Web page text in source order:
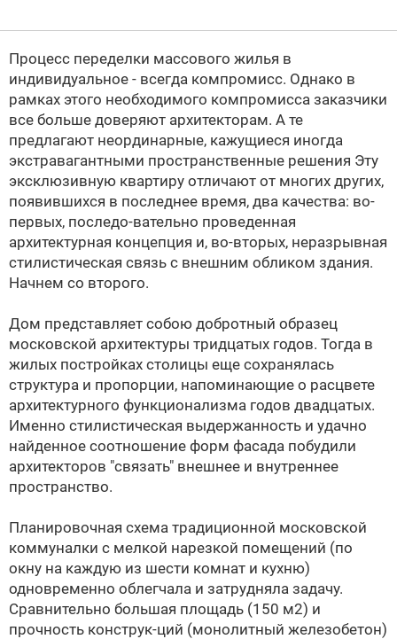
Процесс переделки массового жилья в
индивидуальное - всегда компромисс. Однако в
рамках этого необходимого компромисса заказчики
все больше доверяют архитекторам. А те
предлагают неординарные, кажущиеся иногда
экстравагантными пространственные решения Эту
эксклюзивную квартиру отличают от многих других,
появившихся в последнее время, два качества: во-
первых, последо-вательно проведенная
архитектурная концепция и, во-вторых, неразрывная
стилистическая связь с внешним обликом здания.
Начнем со второго.
Дом представляет собою добротный образец
московской архитектуры тридцатых годов. Тогда в
жилых постройках столицы еще сохранялась
структура и пропорции, напоминающие о расцвете
архитектурного функционализма годов двадцатых.
Именно стилистическая выдержанность и удачно
найденное соотношение форм фасада побудили
архитекторов "связать" внешнее и внутреннее
пространство.
Планировочная схема традиционной московской
коммуналки с мелкой нарезкой помещений (по
окну на каждую из шести комнат и кухню)
одновременно облегчала и затрудняла задачу.
Сравнительно большая площадь (150 м2) и
прочность конструк-ций (монолитный железобетон)